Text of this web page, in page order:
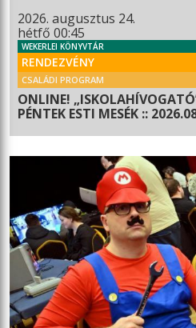
2026. augusztus 24.
hétfő 00:45
WEKERLEI KÖNYVTÁR
RENDEZVÉNY
CSALÁDI PROGRAM
ONLINE!
PÉNTEK ESTI MESÉK ::